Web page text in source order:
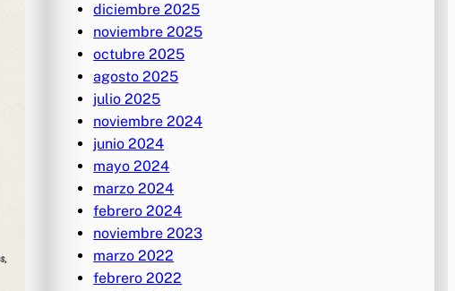
diciembre 2025
noviembre 2025
octubre 2025
agosto 2025
julio 2025
noviembre 2024
junio 2024
mayo 2024
marzo 2024
febrero 2024
noviembre 2023
marzo 2022
febrero 2022